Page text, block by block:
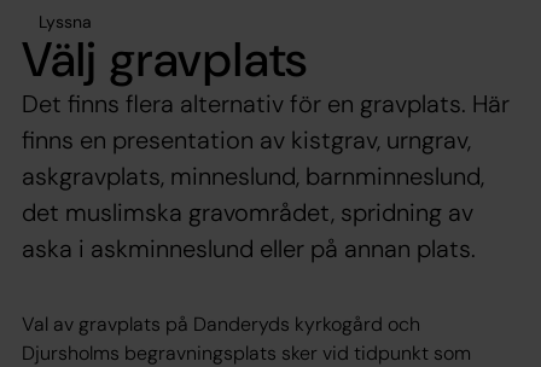
Lyssna
Välj gravplats
Det finns flera alternativ för en gravplats. Här
finns en presentation av kistgrav, urngrav,
askgravplats, minneslund, barnminneslund,
det muslimska gravområdet, spridning av
aska i askminneslund eller på annan plats.
Val av gravplats på Danderyds kyrkogård och
Djursholms begravningsplats sker vid tidpunkt som